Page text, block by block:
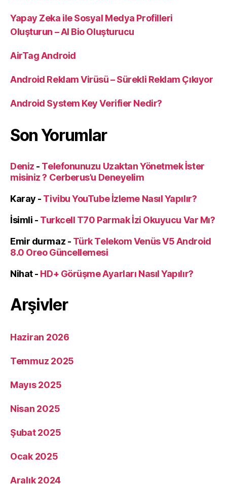
Yapay Zeka ile Sosyal Medya Profilleri
Oluşturun – AI Bio Oluşturucu
AirTag Android
Android Reklam Virüsü – Sürekli Reklam Çıkıyor
Android System Key Verifier Nedir?
Son Yorumlar
Deniz - Telefonunuzu Uzaktan Yönetmek İster
misiniz ? Cerberus’u Deneyelim
Karay - Tivibu YouTube İzleme Nasıl Yapılır?
İsimli - Turkcell T70 Parmak İzi Okuyucu Var Mı?
Emir durmaz - Türk Telekom Venüs V5 Android
8.0 Oreo Güncellemesi
Nihat- HD+ Görüşme Ayarları Nasıl Yapılır?
Arşivler
Haziran 2026
Temmuz 2025
Mayıs 2025
Nisan 2025
Şubat 2025
Ocak 2025
Aralık 2024